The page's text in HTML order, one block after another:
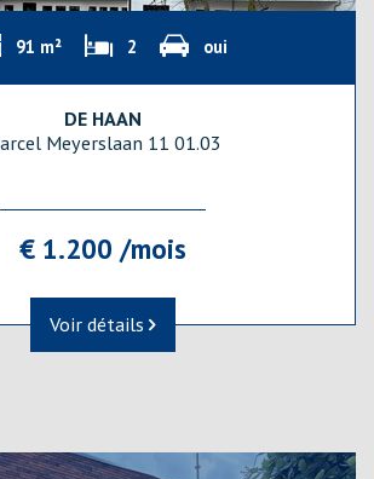
91 m² 2 oui
DE HAAN
Meyerslaan 11 01.03
€ 1.200 /mois
Voir détails